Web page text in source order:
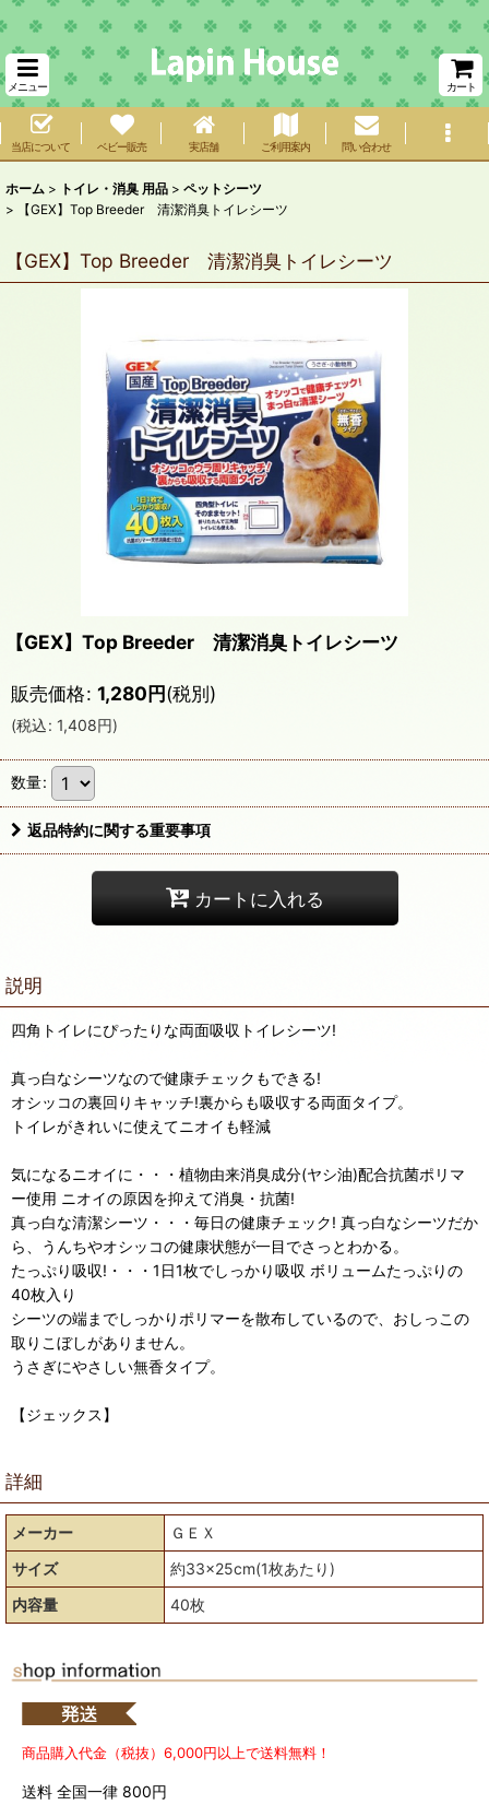
メニュー カート
当店について ベビー販売 実店舗 ご利用案内 問い合わせ
ホーム > トイレ・消臭 用品 > ペットシーツ
>
【GEX】Top Breeder 清潔消臭トイレシーツ
【GEX】Top Breeder 清潔消臭トイレシーツ
【GEX】Top Breeder 清潔消臭トイレシーツ
販売価格: 1,280円(税別)
(税込: 1,408円)
数量:
返品特約に関する重要事項
カートに入れる
説明
四角トイレにぴったりな両面吸収トイレシーツ!
真っ白なシーツなので健康チェックもできる!
オシッコの裏回りキャッチ!裏からも吸収する両面タイプ。
トイレがきれいに使えてニオイも軽減
気になるニオイに・・・植物由来消臭成分(ヤシ油)配合抗菌ポリマ
ー使用 ニオイの原因を抑えて消臭・抗菌!
真っ白な清潔シーツ・・・毎日の健康チェック! 真っ白なシーツだか
ら、うんちやオシッコの健康状態が一目でさっとわかる。
たっぷり吸収!・・・1日1枚でしっかり吸収 ボリュームたっぷりの
40枚入り
シーツの端までしっかりポリマーを散布しているので、おしっこの
取りこぼしがありません。
うさぎにやさしい無香タイプ。
【ジェックス】
詳細
メーカー
ＧＥＸ
サイズ
約33×25cm(1枚あたり)
内容量
40枚
商品購入代金（税抜）6,000円以上で送料無料！
送料 全国一律 800円